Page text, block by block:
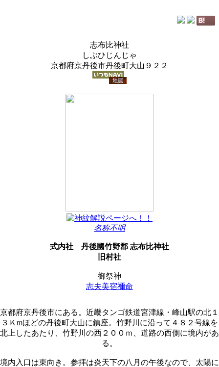
志布比神社
しぶひじんじゃ
京都府京丹後市丹後町大山９２２
名称不明
式内社
丹後國竹野郡 志布比神社
旧村社
御祭神
志夫美宿禰命
京都府京丹後市にある。近畿タンゴ鉄道宮津線・峰山駅の北１
３Ｋmほどの丹後町大山に鎮座。竹野川に沿って４８２号線を
北上したあたり、竹野川の西２００ｍ、道路の西側に境内があ
る。
境内入口は東向き。参拝は炎天下の八月の午後なので、太陽に